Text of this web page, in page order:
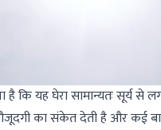
कि यह घेरा सामान्यतः सूर्य से
का संकेत देती है और कई